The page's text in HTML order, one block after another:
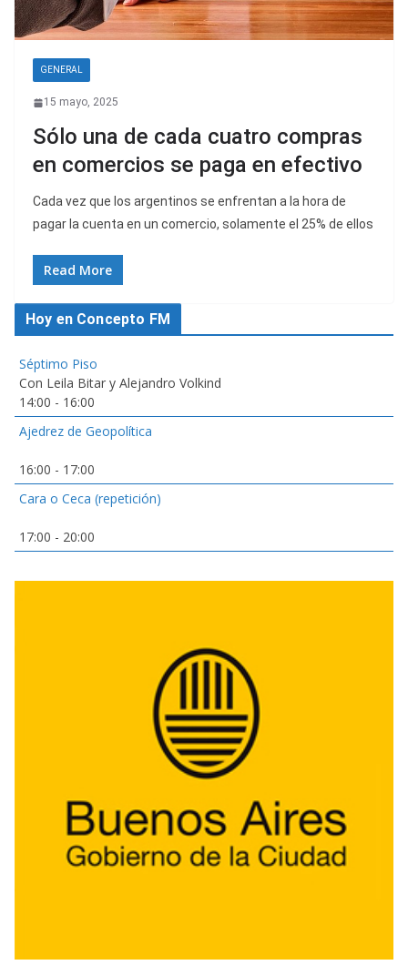
GENERAL
15 mayo, 2025
Sólo una de cada cuatro compras
en comercios se paga en efectivo
Cada vez que los argentinos se enfrentan a la hora de
pagar la cuenta en un comercio, solamente el 25% de ellos
Read More
Hoy en Concepto FM
Séptimo Piso
Con Leila Bitar y Alejandro Volkind
14:00 - 16:00
Ajedrez de Geopolítica
16:00 - 17:00
Cara o Ceca (repetición)
17:00 - 20:00